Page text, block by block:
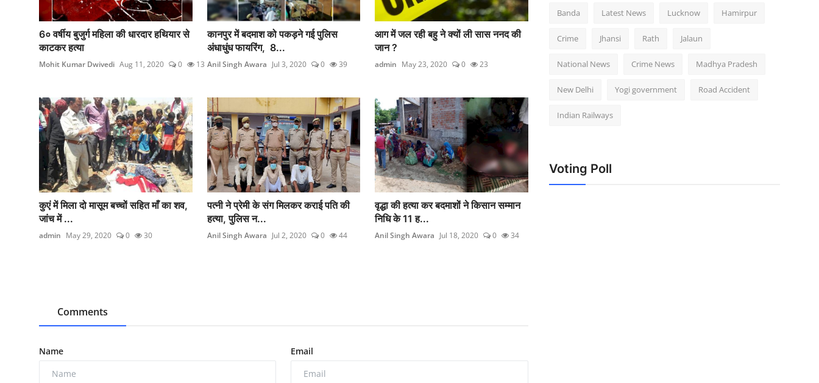
6० वर्षीय बुजुर्ग महिला की धारदार हथियार से
काटकर हत्या
Mohit Kumar Dwivedi Aug 11, 2020 0 13
कानपुर में बदमाश को पकड़ने गई पुलिस
अंधाधुंध फायरिंग, 8...
Anil Singh Awara Jul 3, 2020 0 39
आग में जल रही बहु ने क्यों ली सास ननद की
जान ?
admin May 23, 2020 0 23
कुएं में मिला दो मासूम बच्चों सहित माँ का शव,
जांच में ...
admin May 29, 2020 0 30
पत्नी ने प्रेमी के संग मिलकर कराई पति की
हत्या, पुलिस न...
Anil Singh Awara Jul 2, 2020 0 44
वृद्धा की हत्या कर बदमाशों ने किसान सम्मान
निधि के 11 ह...
Anil Singh Awara Jul 18, 2020 0 34
Comments
Name Email
Banda Latest News Lucknow Hamirpur
Crime Jhansi Rath Jalaun
National News Crime News Madhya Pradesh
New Delhi Yogi government Road Accident
Indian Railways
Voting Poll